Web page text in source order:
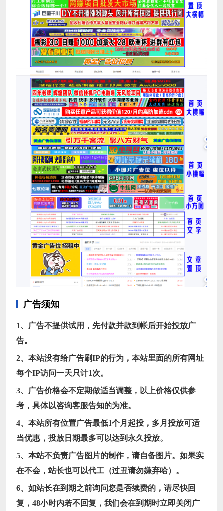
广告须知
1、广告不提供试用，先付款并款到帐后开始投放广
告。
2、本站没有给广告刷IP的行为，本站里面的所有网址
每个IP访问一天只计1次。
3、广告价格会不定期做适当调整，以上价格仅供参
考，具体以咨询客服告知的为准。
4、本站所有位置广告最低1个月起投，多月投放可适
当优惠，投放日期最多可以达到永久投放。
5、本站不负责广告图片的制作，请自备图片。如果实
在不会，站长也可以代工（过丑请勿嫌弃哈）。
6、如站长在到期之前询问您是否续费的，请尽快回
复，48小时内若不回复，我们会在到期时立即关闭广